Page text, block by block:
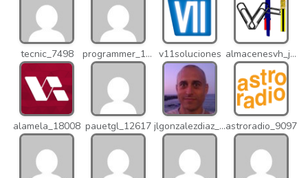
tecnic_7498 programmer_12837 v11soluciones almacenesvh_jo2
alamela_18008 pauetgl_12617 jlgonzalezdiaz_12316astroradio_9097